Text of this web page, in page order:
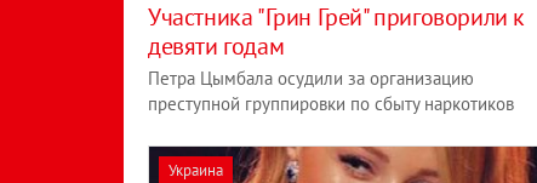
Участника "Грин Грей" приговорили к
девяти годам
Петра Цымбала осудили за организацию
преступной группировки по сбыту наркотиков
Украина